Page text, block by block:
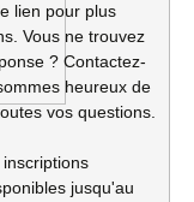
lien pour plus
Vous ne trouvez
? Contactez-
heureux de
vos questions.
jusqu'au